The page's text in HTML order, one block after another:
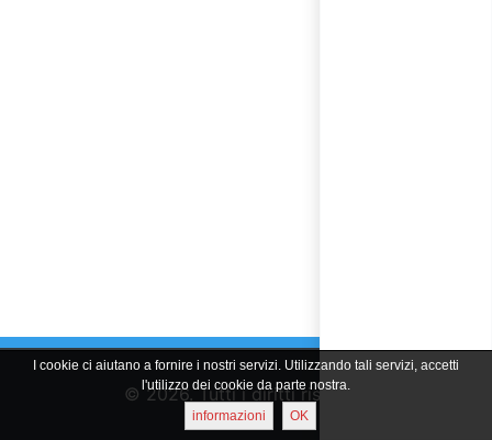
© 2026. Tutti i diritti riservati
I cookie ci aiutano a fornire i nostri servizi. Utilizzando tali servizi, accetti
l'utilizzo dei cookie da parte nostra.
informazioni
OK